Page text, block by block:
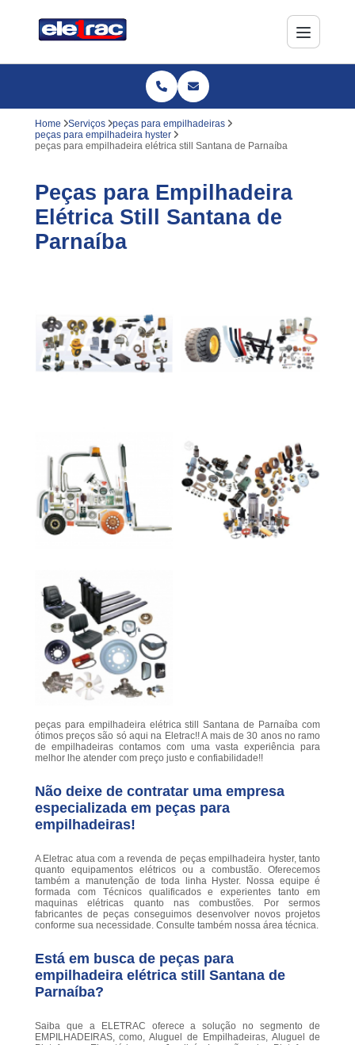
Home Serviços
peças para empilhadeiras
peças para empilhadeira hyster
peças para empilhadeira elétrica still Santana de Parnaíba
Peças para Empilhadeira
Elétrica Still Santana de
Parnaíba
peças para empilhadeira elétrica still Santana de Parnaíba com
ótimos preços são só aqui na Eletrac!! A mais de 30 anos no ramo
de empilhadeiras contamos com uma vasta experiência para
melhor lhe atender com preço justo e confiabilidade!!
Não deixe de contratar uma empresa
especializada em peças para
empilhadeiras!
A Eletrac atua com a revenda de peças empilhadeira hyster, tanto
quanto equipamentos elétricos ou a combustão. Oferecemos
também a manutenção de toda linha Hyster. Nossa equipe é
formada com Técnicos qualificados e experientes tanto em
maquinas elétricas quanto nas combustões. Por sermos
fabricantes de peças conseguimos desenvolver novos projetos
conforme sua necessidade. Consulte também nossa área técnica.
Está em busca de peças para
empilhadeira elétrica still Santana de
Parnaíba?
Saiba que a ELETRAC oferece a solução no segmento de
EMPILHADEIRAS, como, Aluguel de Empilhadeiras, Aluguel de